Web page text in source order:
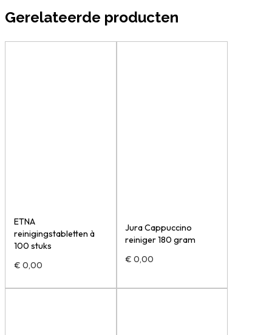
Gerelateerde producten
ETNA
reinigingstabletten à
100 stuks
€ 0,00
Jura Cappuccino
reiniger 180 gram
€ 0,00